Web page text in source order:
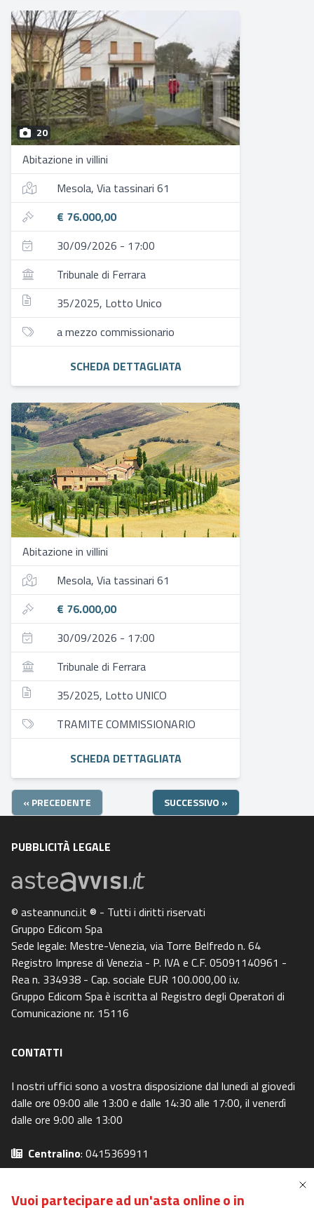
20
Abitazione in villini
Mesola, Via tassinari 61
€ 76.000,00
30/09/2026 - 17:00
Tribunale di Ferrara
35/2025, Lotto Unico
a mezzo commissionario
SCHEDA DETTAGLIATA
Abitazione in villini
Mesola, Via tassinari 61
€ 76.000,00
30/09/2026 - 17:00
Tribunale di Ferrara
35/2025, Lotto UNICO
TRAMITE COMMISSIONARIO
SCHEDA DETTAGLIATA
« PRECEDENTE SUCCESSIVO »
PUBBLICITÀ LEGALE
© asteannunci.it ® - Tutti i diritti riservati
Gruppo Edicom Spa
Sede legale: Mestre-Venezia, via Torre Belfredo n. 64
Registro Imprese di Venezia - P. IVA e C.F. 05091140961 -
Rea n. 334938 - Cap. sociale EUR 100.000,00 i.v.
Gruppo Edicom Spa è iscritta al Registro degli Operatori di
Comunicazione nr. 15116
CONTATTI
I nostri uffici sono a vostra disposizione dal lunedi al giovedi
dalle ore 09:00 alle 13:00 e dalle 14:30 alle 17:00, il venerdì
dalle ore 9:00 alle 13:00
Centralino: 0415369911
Email: info@asteavvisi.it
Privacy Policy
Cookie Policy
Vuoi partecipare ad un'asta online o in